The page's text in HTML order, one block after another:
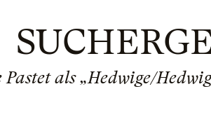
Pastet als „Hedwige/